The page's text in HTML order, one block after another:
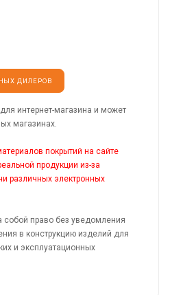
ДИЛЕРОВ
интернет-магазина и может
магазинах.
покрытий на сайте
продукции из-за
различных электронных
собой право без уведомления
в конструкцию изделий для
и эксплуатационных